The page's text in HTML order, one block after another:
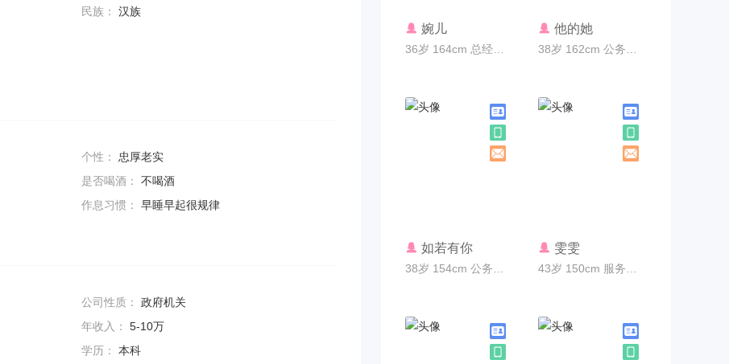
民族：
汉族
个性：
忠厚老实
是否喝酒：
不喝酒
作息习惯：
早睡早起很规律
公司性质：
政府机关
年收入：
5-10万
学历：
本科
联系TA
婉儿 联系TA
他的她
联系TA
如若有你 联系TA
雯雯